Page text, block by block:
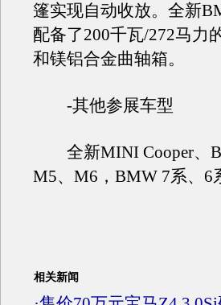
篷实现自动收放。全新
配备了200千瓦/272马力
和镁铝合金曲轴箱。
-其他参展车型
全新MINI Cooper、
M5、M6，BMW 7系
相关新闻